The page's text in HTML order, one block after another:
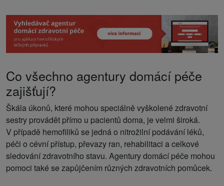
Co všechno agentury domácí péče
zajišťují?
Škála úkonů, které mohou speciálně vyškolené zdravotní
sestry provádět přímo u pacientů doma, je velmi široká.
V případě hemofiliků se jedná o nitrožilní podávání léků,
péči o cévní přístup, převazy ran, rehabilitaci a celkové
sledování zdravotního stavu. Agentury domácí péče mohou
pomoci také se zapůjčením různých zdravotních pomůcek.